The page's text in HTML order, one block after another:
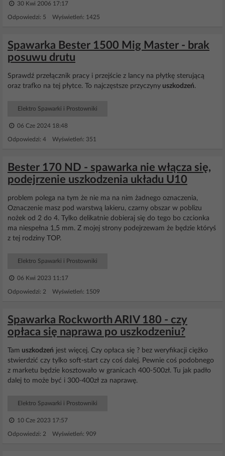
30 Kwi 2006 17:17
Odpowiedzi: 5 Wyświetleń: 1425
Spawarka Bester 1500 Mig Master - brak
posuwu drutu
Sprawdź przełącznik pracy i przejście z lancy na płytkę sterującą
oraz trafko na tej płytce. To najczęstsze przyczyny uszkodzeń.
Elektro Spawarki i Prostowniki
06 Cze 2024 18:48
Odpowiedzi: 4 Wyświetleń: 351
Bester 170 ND - spawarka nie włącza się,
podejrzenie uszkodzenia układu U10
problem polega na tym że nie ma na nim żadnego oznaczenia,
Oznaczenie masz pod warstwą lakieru, czarny obszar w poblizu
nożek od 2 do 4. Tylko delikatnie dobieraj się do tego bo czcionka
ma niespełna 1,5 mm. Z mojej strony podejrzewam że będzie któryś
z tej rodziny TOP.
Elektro Spawarki i Prostowniki
06 Kwi 2023 11:17
Odpowiedzi: 2 Wyświetleń: 1509
Spawarka Rockworth ARIV 180 - czy
opłaca się naprawa po uszkodzeniu?
Tam uszkodzeń jest więcej. Czy opłaca się ? bez weryfikacji ciężko
stwierdzić czy tylko soft-start czy coś dalej. Pewnie coś podobnego
z marketu będzie kosztowało w granicach 400-500zł. Tu jak padło
dalej to może być i 300-400zł za naprawę.
Elektro Spawarki i Prostowniki
10 Cze 2023 17:57
Odpowiedzi: 2 Wyświetleń: 909